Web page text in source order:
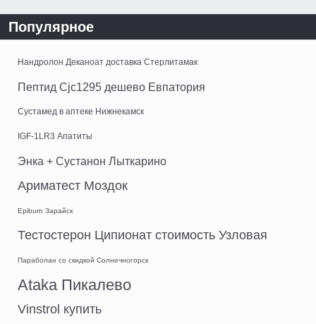
Популярное
Нандролон Деканоат доставка Стерлитамак
Пептид Cjc1295 дешево Евпатория
Сустамед в аптеке Нижнекамск
IGF-1LR3 Апатиты
Энка + Сустанон Лыткарино
Ариматест Моздок
Epiburn Зарайск
Тестостерон Ципионат стоимость Узловая
Параболан со скидкой Солнечногорск
Ataka Пикалево
Vinstrol купить